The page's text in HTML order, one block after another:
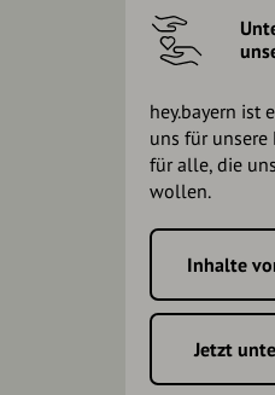
hey.bayern ist
uns für unsere
für alle, die
wollen.
Inhalte
Jetzt